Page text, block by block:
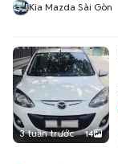
Kia Mazda Sài Gòn
3 tuần trước 14